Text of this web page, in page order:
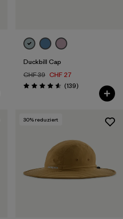
Duckbill Cap
CHF 39 CHF 27
Bewertung: 4.6 / 5
(139Rezensionen
)
30% reduziert